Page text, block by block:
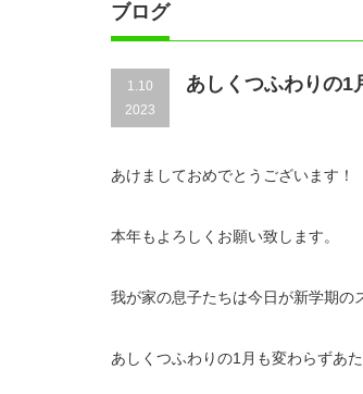
ブログ
1.10
2023
あしくつふわりの1
あけましておめでとうございます！
本年もよろしくお願い致します。
我が家の息子たちは今日が新学期の
あしくつふわりの1月も変わらずあ